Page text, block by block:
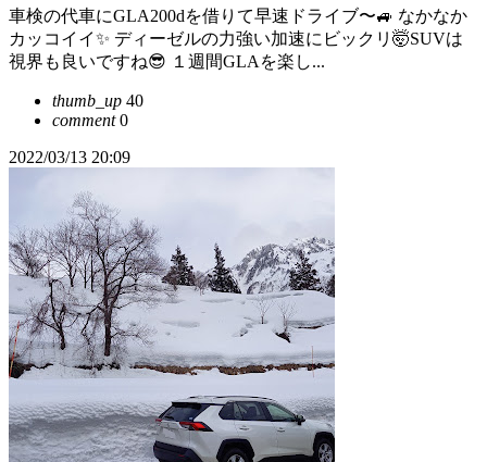
車検の代車にGLA200dを借りて早速ドライブ〜🚙 なかなか
カッコイイ✨ ディーゼルの力強い加速にビックリ🤯SUVは
視界も良いですね😎 １週間GLAを楽し...
thumb_up 40
comment0
2022/03/13 20:09